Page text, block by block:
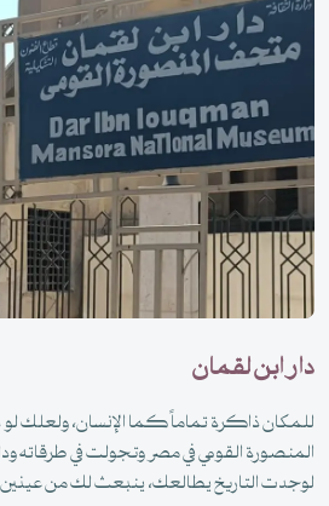
دار ابن لقمان
للمكان ذاكرة تماماً كما الإنسان، ولعلك
المنصورة القومي في مصر وتجولت في
لوجدت التاريخ يطالعك، ينبعث لك من عينين